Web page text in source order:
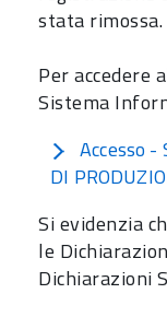
stata rimossa.
Per accedere
Sistema
Accesso -
DI
Si evidenzia
le
Dichiarazioni